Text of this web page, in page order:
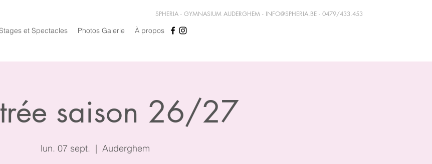
SPHERIA - GYMNASIUM AUDERGHEM - INFO@SPHERIA.BE - 0479/433.453
et Spectacles Photos Galerie À propos
saison 26/27
lun. 07 sept.
  |
Auderghem